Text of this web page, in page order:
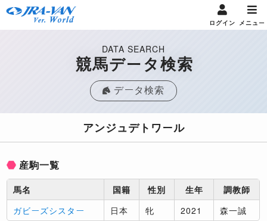
ログイン メニュー
DATA SEARCH
競馬データ検索
データ検索
アンジュデトワール
産駒一覧
馬名 国籍 性別 生年
調教師
ガビーズシスター
日本 牝 2021 森一誠